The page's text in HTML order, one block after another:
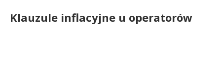
Klauzule inflacyjne u operatorów